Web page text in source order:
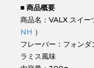
■ 商品概要
商品名：VALX スイー
NH ）
フレーバー：フォン
ラミス風味